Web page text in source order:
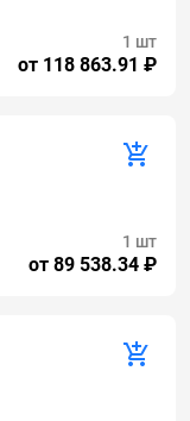
от 118 863.91 ₽
1 шт
от 89 538.34 ₽
1 шт